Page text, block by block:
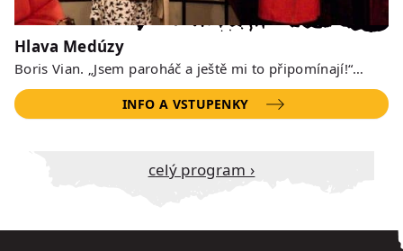
Hlava Medúzy
Boris Vian. „Jsem paroháč a ještě mi to připomínají!“…
INFO A VSTUPENKY
Celý program ›